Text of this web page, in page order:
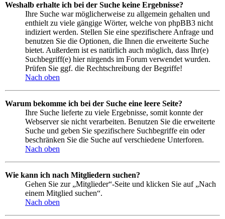
Weshalb erhalte ich bei der Suche keine Ergebnisse?
Ihre Suche war möglicherweise zu allgemein gehalten und
enthielt zu viele gängige Wörter, welche von phpBB3 nicht
indiziert werden. Stellen Sie eine spezifischere Anfrage und
benutzen Sie die Optionen, die Ihnen die erweiterte Suche
bietet. Außerdem ist es natürlich auch möglich, dass Ihr(e)
Suchbegriff(e) hier nirgends im Forum verwendet wurden.
Prüfen Sie ggf. die Rechtschreibung der Begriffe!
Nach oben
Warum bekomme ich bei der Suche eine leere Seite?
Ihre Suche lieferte zu viele Ergebnisse, somit konnte der
Webserver sie nicht verarbeiten. Benutzen Sie die erweiterte
Suche und geben Sie spezifischere Suchbegriffe ein oder
beschränken Sie die Suche auf verschiedene Unterforen.
Nach oben
Wie kann ich nach Mitgliedern suchen?
Gehen Sie zur „Mitglieder“-Seite und klicken Sie auf „Nach
einem Mitglied suchen“.
Nach oben